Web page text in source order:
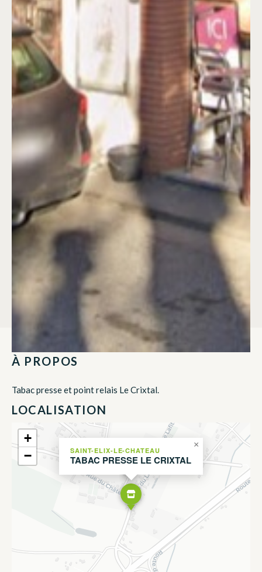
À PROPOS
Tabac presse et point relais Le Crixtal.
LOCALISATION
SAINT-ELIX-LE-CHATEAU
TABAC PRESSE LE CRIXTAL
×
+
−